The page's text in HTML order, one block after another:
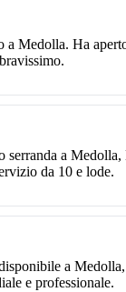
Medolla. Ha
serranda a Medolla,
da 10 e lode.
a
e professionale.